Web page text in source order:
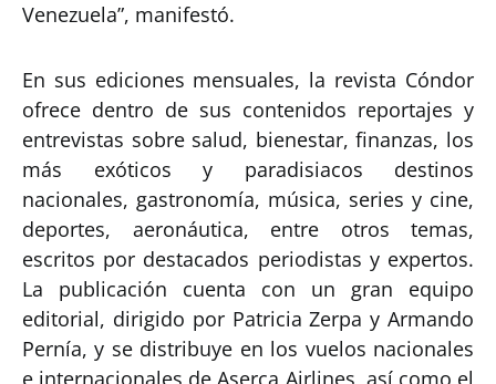
Venezuela”, manifestó.
En sus ediciones mensuales, la revista Cóndor
ofrece dentro de sus contenidos reportajes y
entrevistas sobre salud, bienestar, finanzas, los
más exóticos y paradisiacos destinos
nacionales, gastronomía, música, series y cine,
deportes, aeronáutica, entre otros temas,
escritos por destacados periodistas y expertos.
La publicación cuenta con un gran equipo
editorial, dirigido por Patricia Zerpa y Armando
Pernía, y se distribuye en los vuelos nacionales